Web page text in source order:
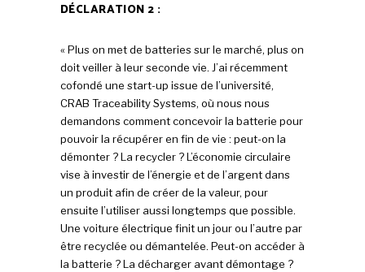
DÉCLARATION 2 :
« Plus on met de batteries sur le marché, plus on
doit veiller à leur seconde vie. J’ai récemment
cofondé une start-up issue de l’université,
CRAB Traceability Systems, où nous nous
demandons comment concevoir la batterie pour
pouvoir la récupérer en fin de vie : peut-on la
démonter ? La recycler ? L’économie circulaire
vise à investir de l’énergie et de l’argent dans
un produit afin de créer de la valeur, pour
ensuite l’utiliser aussi longtemps que possible.
Une voiture électrique finit un jour ou l’autre par
être recyclée ou démantelée. Peut-on accéder à
la batterie ? La décharger avant démontage ?